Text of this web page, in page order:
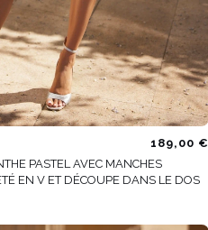
189,00 €
PASTEL AVEC MANCHES
EN V ET DÉCOUPE DANS LE DOS